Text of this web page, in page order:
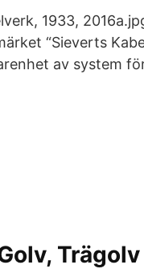
1933,
“Sieverts
av system
Trägolv